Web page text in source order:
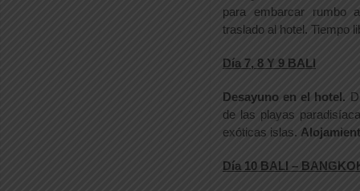
para embarcar rumbo
traslado al hotel. Tiempo
Día 7, 8 Y 9 BALI
Desayuno en el hotel.
de las playas
exóticas islas.
Día 10 BALI –